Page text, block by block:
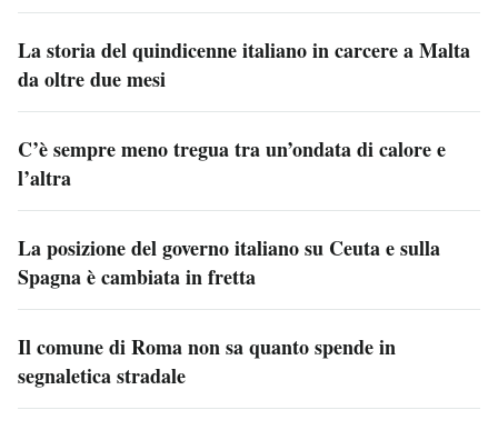
La storia del quindicenne italiano in carcere a Malta
da oltre due mesi
C’è sempre meno tregua tra un’ondata di calore e
l’altra
La posizione del governo italiano su Ceuta e sulla
Spagna è cambiata in fretta
Il comune di Roma non sa quanto spende in
segnaletica stradale